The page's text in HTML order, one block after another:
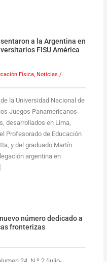
a la Argentina en
FISU América
Física, Noticias /
la Universidad Nacional de
Juegos Panamericanos
desarrollados en Lima,
Profesorado de Educación
y del graduado Martín
argentina en
número dedicado a
fronterizas